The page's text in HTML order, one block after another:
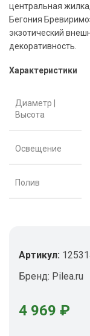
центральная
Бегония
экзотический
декоративность.
Характеристики
Диаметр |
Высота
Освещение
Полив
Артикул:
Бренд: Pilea.ru
4 969 ₽